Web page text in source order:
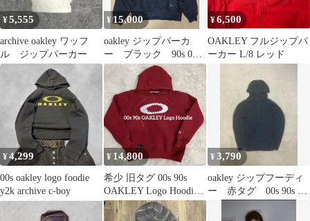
¥5,555
archive oakley ワッフ
ル ジップパーカー
¥15,000
oakley ジップパーカ
ー ブラック 90s 00s
古着フェード
¥6,500
OAKLEY フルジップパ
ーカー L/8 レッド
¥4,299
00s oakley logo foodie
y2k archive c-boy
¥ 14,800
希少 旧タグ 00s 90s
OAKLEY Logo Hoodie
ギザロゴ
¥3,790
oakley ジップフーディ
ー 赤タグ 00s 90s 忍
者フード